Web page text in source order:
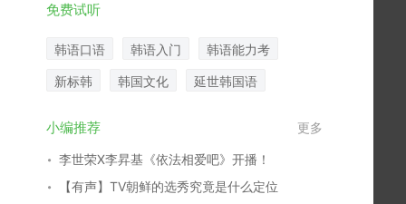
免费试听
韩语口语 韩语入门 韩语能力考
新标韩 韩国文化 延世韩国语
小编推荐 更多
李世荣X李昇基《依法相爱吧》开播！
【有声】TV朝鲜的选秀究竟是什么定位